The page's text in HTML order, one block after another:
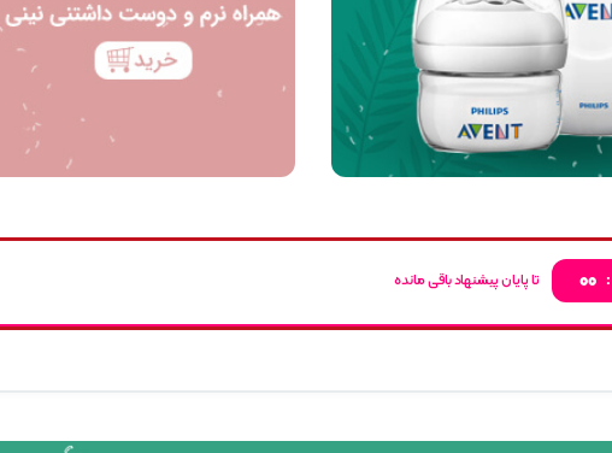
00 : تا پایان پیشنهاد باقی مانده